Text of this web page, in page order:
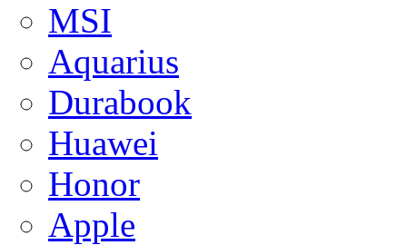
MSI
Aquarius
Durabook
Huawei
Honor
Apple